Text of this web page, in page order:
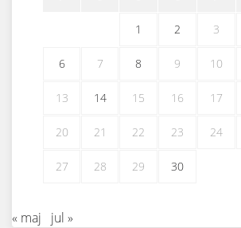
1 2 3
6 7 8 9 10
13 14 15 16 17
20 21 22 23 24
27 28 29 30
« maj jul »